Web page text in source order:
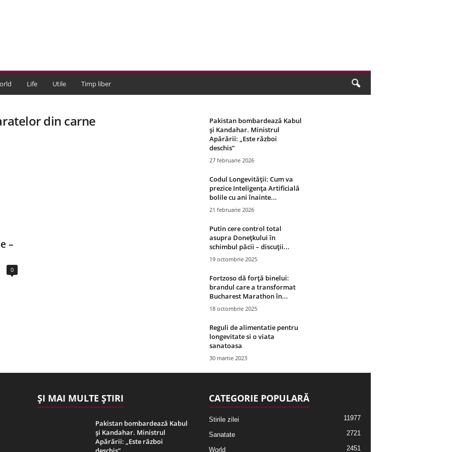
Life Utile Timp liber
din carne
–
0
Pakistan bombardează Kabul
și Kandahar. Ministrul
Apărării: „Este război
deschis”
27 februarie 2026
Codul Longevității: Cum va
prezice Inteligența Artificială
bolile cu ani înainte...
21 februarie 2026
Putin cere control total
asupra Donețkului în
schimbul păcii – discuții...
19 octombrie 2025
Fortzoso dă forță binelui:
brandul care a transformat
Bucharest Marathon în...
18 octombrie 2025
Reguli de alimentatie pentru
longevitate si o viata
sanatoasa
30 martie 2023
ȘI MAI MULTE ȘTIRI
Pakistan bombardează Kabul
și Kandahar. Ministrul
Apărării: „Este război
CATEGORIE POPULARĂ
Stirile zilei 11977
Sanatate 2721
World 2451